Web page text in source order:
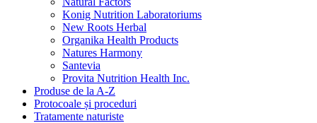
Konig Nutrition Laboratoriums
New Roots Herbal
Organika Health Products
Natures Harmony
Santevia
Provita Nutrition Health Inc.
Produse de la A-Z
Protocoale și proceduri
Tratamente naturiste